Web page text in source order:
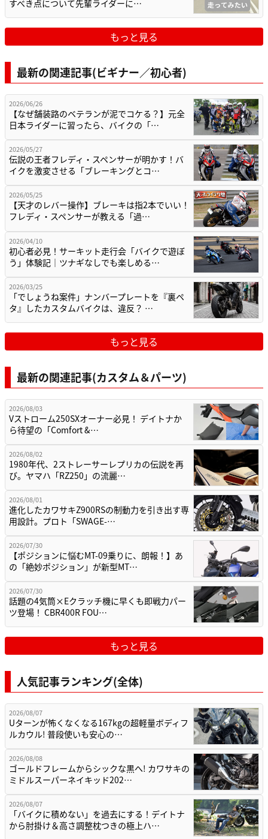
すべき点について先輩ライダーに…
もっと見る
最新の関連記事(ビギナー／初心者)
2026/06/26
【なぜ舗装路のベテランが泥でコケる？】元全
日本ライダーに習ったら、バイクの「…
2026/05/27
伝説の王者フレディ・スペンサーが明かす！バ
イクを激変させる「ブレーキングとコ…
2026/05/25
【天才のレバー操作】ブレーキは指2本でいい！
フレディ・スペンサーが教える「過…
2026/04/10
初心者必見！サーキット走行会「バイクで遊ぼ
う」体験記｜ツナギなしでも楽しめる…
2026/03/25
「でしょうね案件」ナンバープレートを『裏ペ
タ』したカスタムバイクは、違反？ …
もっと見る
最新の関連記事(カスタム＆パーツ)
2026/08/03
Vストローム250SXオーナー必見！ デイトナか
ら待望の「Comfort &…
2026/08/02
1980年代、2ストレーサーレプリカの伝説を再
び。ヤマハ「RZ250」の流麗…
2026/08/01
進化したカワサキZ900RSの制動力を引き出す専
用設計。プロト「SWAGE-…
2026/07/30
【ポジションに悩むMT-09乗りに、朗報！】あ
の「絶妙ポジション」が新型MT…
2026/07/30
話題の4気筒×Eクラッチ機に早くも即戦力パー
ツ登場！ CBR400R FOU…
もっと見る
人気記事ランキング(全体)
2026/08/07
Uターンが怖くなくなる167kgの超軽量ボディフ
ルカウル! 普段使いも安心の…
2026/08/08
ゴールドフレームからシックな黒へ! カワサキの
ミドルスーパーネイキッド202…
2026/08/07
「バイクに積めない」を過去にする！デイトナ
から肘掛け＆高さ調整枕つきの極上ハ…